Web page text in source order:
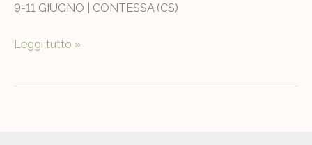
9-11 GIUGNO | CONTESSA (CS)
Cambio
Leggi tutto »